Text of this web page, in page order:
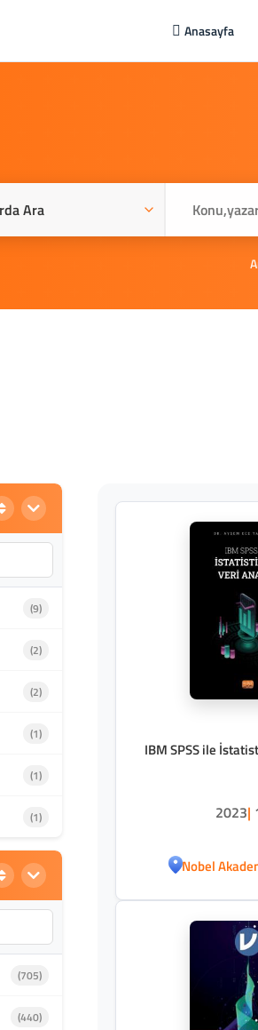
Anasayfa
(9)
(2)
(2)
(1)
(1)
(1)
(705)
(440)
IBM SPSS ile
2023|
Nobel